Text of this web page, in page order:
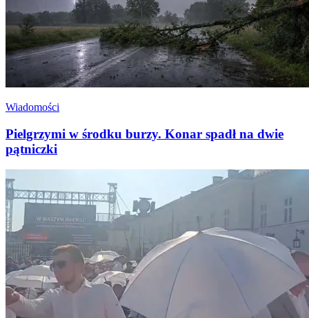
Wiadomości
Pielgrzymi w środku burzy. Konar spadł na dwie
pątniczki